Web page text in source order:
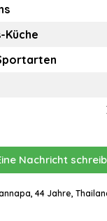
Küche
Nachricht
44 Jahre,